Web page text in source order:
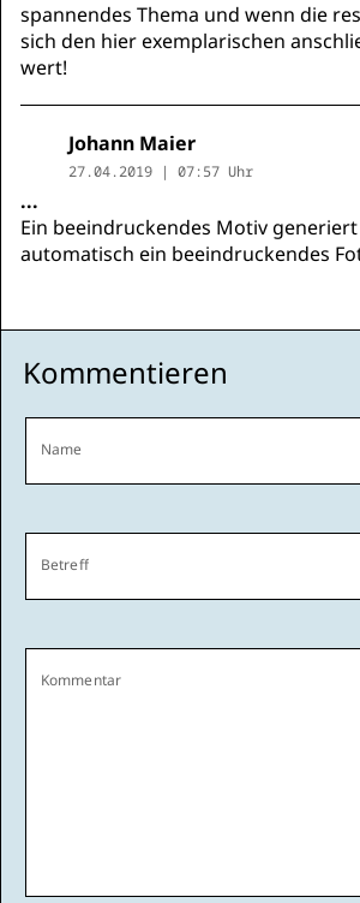
spannendes Thema und wenn die
sich den hier exemplarischen
wert!
Johann Maier
27.04.2019 | 07:57 Uhr
...
Ein beeindruckendes Motiv
automatisch ein beeindruckendes
Kommentieren
Name
Betreff
Kommentar